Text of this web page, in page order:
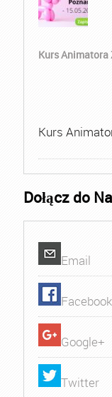
Kurs Animatora
Kurs
Dołącz do
Email
Facebook
Google+
Twitter